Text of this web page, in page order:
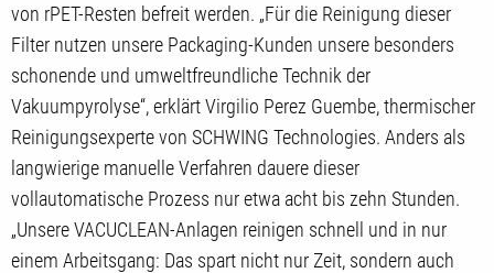
von rPET-Resten befreit werden. „Für die Reinigung dieser
Filter nutzen unsere Packaging-Kunden unsere besonders
schonende und umweltfreundliche Technik der
Vakuumpyrolyse“, erklärt Virgilio Perez Guembe, thermischer
Reinigungsexperte von SCHWING Technologies. Anders als
langwierige manuelle Verfahren dauere dieser
vollautomatische Prozess nur etwa acht bis zehn Stunden.
„Unsere VACUCLEAN-Anlagen reinigen schnell und in nur
einem Arbeitsgang: Das spart nicht nur Zeit, sondern auch